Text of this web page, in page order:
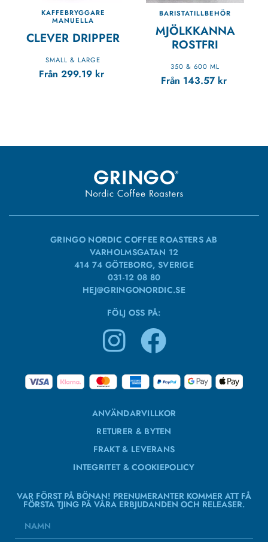
KAFFEBRYGGARE
MANUELLA
CLEVER DRIPPER
SMALL & LARGE
Från 299.19 kr
BARISTATILLBEHÖR
MJÖLKKANNA
ROSTFRI
350 & 600 ML
Från 143.57 kr
GRINGO NORDIC COFFEE ROASTERS AB
VARHOLMSGATAN 12
414 74 GÖTEBORG, SVERIGE
031-12 08 80
HEJ@GRINGONORDIC.SE
FÖLJ OSS PÅ:
ANVÄNDARVILLKOR
RETURER & BYTEN
FRAKT & LEVERANS
INTEGRITET & COOKIEPOLICY
VAR FÖRST PÅ BÖNAN! PRENUMERANTER KOMMER ATT FÅ
FÖRSTA TJING PÅ VÅRA ERBJUDANDEN OCH RELEASER.